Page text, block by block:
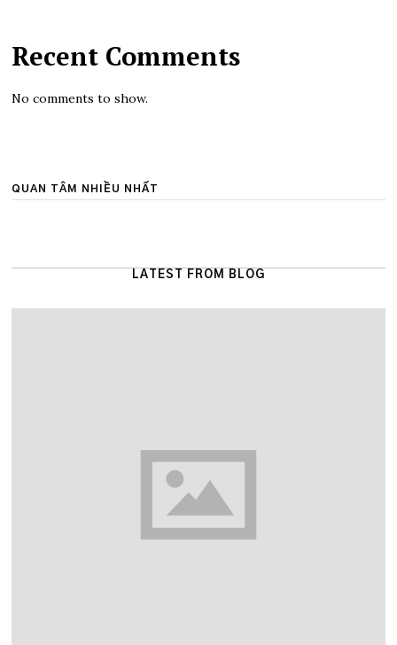
Recent Comments
No comments to show.
QUAN TÂM NHIỀU NHẤT
LATEST FROM BLOG